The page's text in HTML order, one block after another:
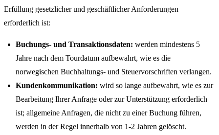
Erfüllung gesetzlicher und geschäftlicher Anforderungen
erforderlich ist:
Buchungs- und Transaktionsdaten: werden mindestens 5
Jahre nach dem Tourdatum aufbewahrt, wie es die
norwegischen Buchhaltungs- und Steuervorschriften verlangen.
Kundenkommunikation: wird so lange aufbewahrt, wie es zur
Bearbeitung Ihrer Anfrage oder zur Unterstützung erforderlich
ist; allgemeine Anfragen, die nicht zu einer Buchung führen,
werden in der Regel innerhalb von 1-2 Jahren gelöscht.